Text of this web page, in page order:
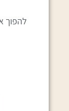
להפוך